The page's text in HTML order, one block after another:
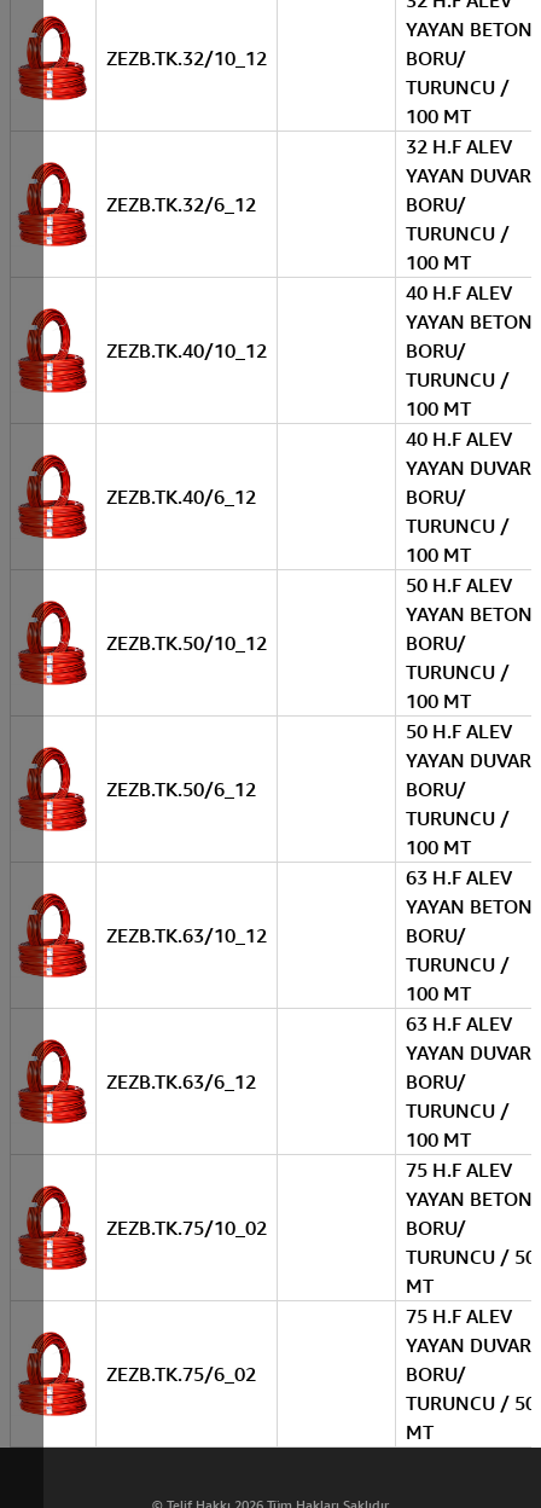
ZEZB.TK.32/10_12
YAYAN BETON
BORU/
TURUNCU /
100 MT
ZEZB.TK.32/6_12
32 H.F ALEV
YAYAN DUVAR
BORU/
TURUNCU /
100 MT
ZEZB.TK.40/10_12
40 H.F ALEV
YAYAN BETON
BORU/
TURUNCU /
100 MT
ZEZB.TK.40/6_12
40 H.F ALEV
YAYAN DUVAR
BORU/
TURUNCU /
100 MT
ZEZB.TK.50/10_12
50 H.F ALEV
YAYAN BETON
BORU/
TURUNCU /
100 MT
ZEZB.TK.50/6_12
50 H.F ALEV
YAYAN DUVAR
BORU/
TURUNCU /
100 MT
ZEZB.TK.63/10_12
63 H.F ALEV
YAYAN BETON
BORU/
TURUNCU /
100 MT
ZEZB.TK.63/6_12
63 H.F ALEV
YAYAN DUVAR
BORU/
TURUNCU /
100 MT
ZEZB.TK.75/10_02
75 H.F ALEV
YAYAN BETON
BORU/
TURUNCU / 50
MT
ZEZB.TK.75/6_02
75 H.F ALEV
YAYAN DUVAR
BORU/
TURUNCU / 50
MT